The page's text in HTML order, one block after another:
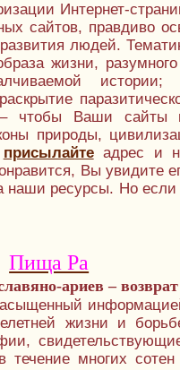
Интернет-
сайтов, правдиво
людей.
жизни,
чтобы Ваши сайты
природы,
присылайтеадрес и
Вы увидите
наши ресурсы. Но
Пища Ра
ариев – возврат
жизни и
многих сотен